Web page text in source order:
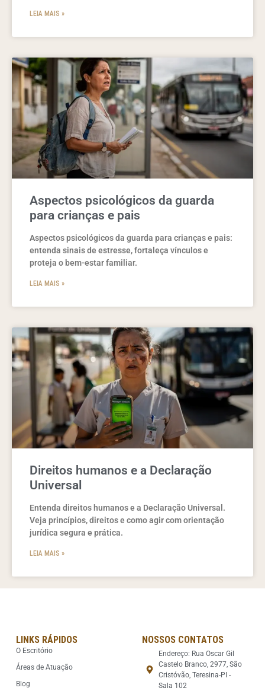
LEIA MAIS »
Aspectos psicológicos da guarda
para crianças e pais
Aspectos psicológicos da guarda para crianças e pais:
entenda sinais de estresse, fortaleça vínculos e
proteja o bem-estar familiar.
LEIA MAIS »
Direitos humanos e a Declaração
Universal
Entenda direitos humanos e a Declaração Universal.
Veja princípios, direitos e como agir com orientação
jurídica segura e prática.
LEIA MAIS »
LINKS RÁPIDOS
O Escritório
Áreas de Atuação
Blog
NOSSOS CONTATOS
Endereço: Rua Oscar Gil
Castelo Branco, 2977, São
Cristóvão, Teresina-PI -
Sala 102